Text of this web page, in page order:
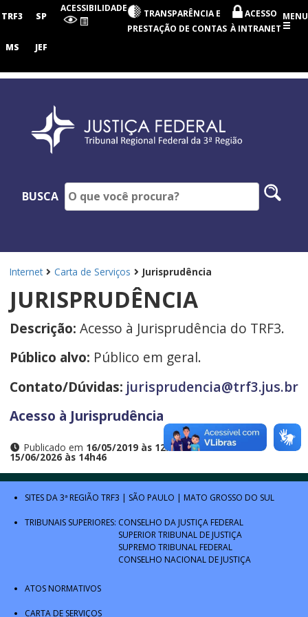
Regional
3ª
TRF3 SP
MS JEF
ACESSIBILIDADE
TRANSPARÊNCIA E
PRESTAÇÃO DE CONTAS
ACESSO
À INTRANET
MENU
BUSCA
Internet Carta de Serviços Jurisprudência
JURISPRUDÊNCIA
Descrição: Acesso à Jurisprudência do TRF3.
Público alvo: Público em geral.
Contato/Dúvidas: jurisprudencia@trf3.jus.br
Acesso à Jurisprudência
Publicado em 16/05/2019 às 12h40e atualizado em
15/06/2026 às 14h46
SITES DA 3ª REGIÃO TRF3 | SÃO PAULO | MATO GROSSO DO SUL
TRIBUNAIS SUPERIORES: CONSELHO DA JUSTIÇA FEDERAL
SUPERIOR TRIBUNAL DE JUSTIÇA
SUPREMO TRIBUNAL FEDERAL
CONSELHO NACIONAL DE JUSTIÇA
ATOS NORMATIVOS
CARTA DE SERVIÇOS